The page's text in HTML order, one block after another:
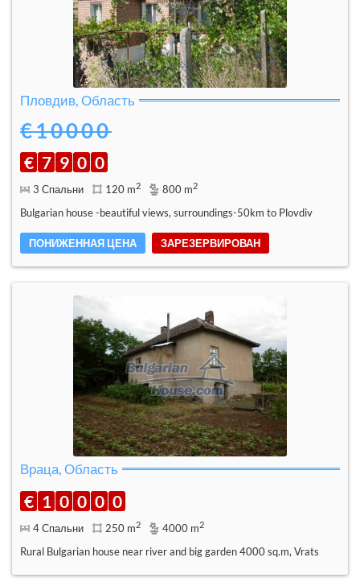
Пловдив, Область
€10000
€ 7 9 0 0
3 Спальни 120 m2 800 m2
Bulgarian house -beautiful views, surroundings-50km to Plovdiv
ПОНИЖЕННАЯ ЦЕНА ЗАРЕЗЕРВИРОВАН
Враца, Область
€ 1 0 0 0 0
4 Спальни 250 m2 4000 m2
Rural Bulgarian house near river and big garden 4000 sq.m, Vrats